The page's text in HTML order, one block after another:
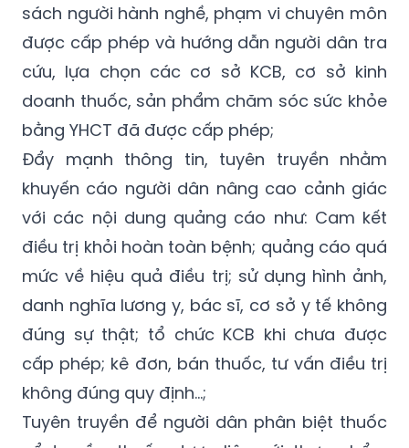
sách người hành nghề, phạm vi chuyên môn
được cấp phép và hướng dẫn người dân tra
cứu, lựa chọn các cơ sở KCB, cơ sở kinh
doanh thuốc, sản phẩm chăm sóc sức khỏe
bằng YHCT đã được cấp phép;
Đẩy mạnh thông tin, tuyên truyền nhằm
khuyến cáo người dân nâng cao cảnh giác
với các nội dung quảng cáo như: Cam kết
điều trị khỏi hoàn toàn bệnh; quảng cáo quá
mức về hiệu quả điều trị; sử dụng hình ảnh,
danh nghĩa lương y, bác sĩ, cơ sở y tế không
đúng sự thật; tổ chức KCB khi chưa được
cấp phép; kê đơn, bán thuốc, tư vấn điều trị
không đúng quy định...;
Tuyên truyền để người dân phân biệt thuốc